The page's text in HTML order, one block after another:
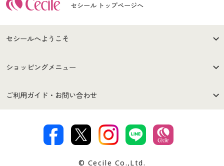
セシール トップページへ
セシールへようこそ
はじめての方へ
セシールご利用規約
著作権・商標について 会社案内
ショッピングメニュー
商品カテゴリ
ご利用ガイド・お問い合わせ
交換・返品は
お支払は
© Cecile Co.,Ltd.